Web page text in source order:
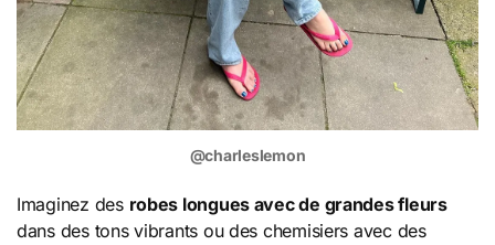
@charleslemon
Imaginez des robes longues avec de grandes fleurs
dans des tons vibrants ou des chemisiers avec des